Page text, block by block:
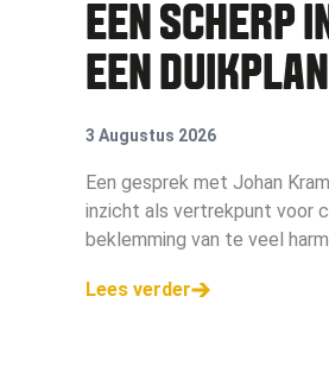
EEN SCHERP
EEN
3 Augustus 2026
Een gesprek met Johan
inzicht als vertrekpunt voor
beklemming van te veel
moeten voeren.
Lees verder